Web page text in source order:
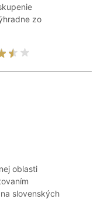
zo
oblasti
slovenských